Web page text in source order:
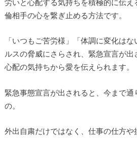
労いと心配する気持ちを積極的に伝
倫相手の心を繋ぎ止める方法です。
「いつもご苦労様」「体調に変化は
ルスの脅威にさらされ、緊急宣言が出
心配の気持ちから愛を伝えられます。
緊急事態宣言が出されると、今まで通
の。
外出自粛だけではなく、仕事の仕方や